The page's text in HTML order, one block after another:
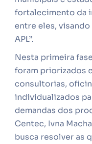
fortalecimento da
entre eles,
APL”.
Nesta primeira
foram priorizados
consultorias,
individualizados
demandas dos
Centec, Ivna
busca resolver as